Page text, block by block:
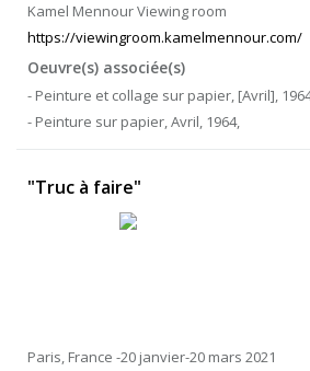
Kamel Mennour Viewing room
https://viewingroom.kamelmennour.com/
Oeuvre(s) associée(s)
- Peinture et collage sur papier, [Avril],
- Peinture sur papier, Avril, 1964,
"Truc à faire"
Paris, France -20 janvier-20 mars 2021